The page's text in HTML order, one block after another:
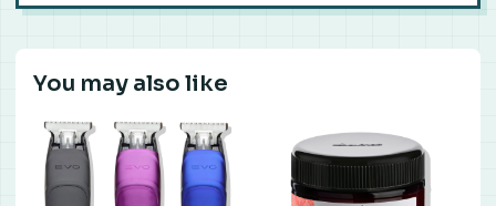
You may also like